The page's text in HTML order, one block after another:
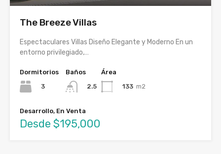
The Breeze Villas
Espectaculares Villas Diseño Elegante y Moderno En un
entorno privilegiado,…
Dormitorios
3
Baños
2.5
Área
133 m2
Desarrollo, En Venta
Desde $195,000